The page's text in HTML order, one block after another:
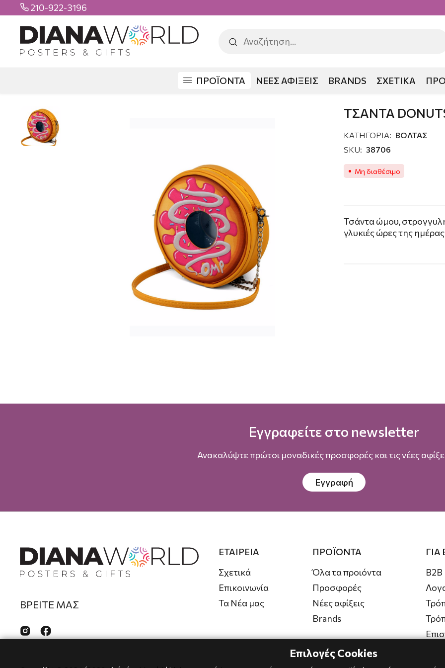
 210-922-3196
ΠΡΟΪΟΝΤΑ ΝΕΕΣ ΑΦΙΞΕΙΣ BRANDS ΣΧΕΤΙΚΑ
ΤΣΑΝΤΑ
ΚΑΤΗΓΟΡΙΑ: ΒΟΛΤΑΣ
SKU: 38706
Μη διαθέσιμο
Τσάντα ώμου,
γλυκιές ώρες της
Εγγραφείτε στο newsletter
Ανακαλύψτε πρώτοι μοναδικές προσφορές και τις νέες
Εγγραφή
ΒΡΕΙΤΕ ΜΑΣ
 
ΕΤΑΙΡΕΙΑ
Σχετικά
Επικοινωνία
Τα Νέα μας
ΠΡΟΪΟΝΤΑ
Όλα τα προιόντα
Προσφορές
Νέες αφίξεις
Brands
B2B
Επιλογές Cookies